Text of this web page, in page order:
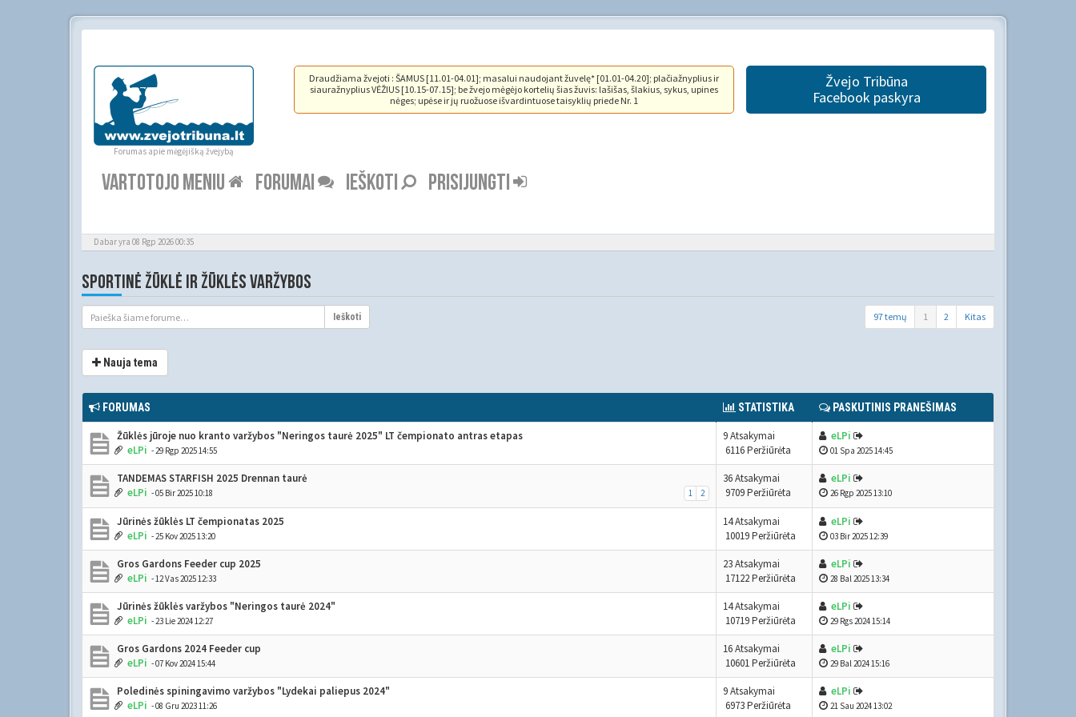
Forumas apie mėgėjišką žvejybą
Draudžiama žvejoti : ŠAMUS [11.01-04.01]; masalui naudojant žuvelę* [01.01-04.20]; plačiažnyplius ir
siauražnyplius VĖŽIUS [10.15-07.15]; be žvejo mėgėjo kortelių šias žuvis: lašišas, šlakius, sykus, upines
nėges; upėse ir jų ruožuose išvardintuose taisyklių priede Nr. 1
Žvejo Tribūna
Facebook paskyra
VARTOTOJO MENIU FORUMAI IEŠKOTI PRISIJUNGTI
Dabar yra 08 Rgp 2026 00:35
SPORTINĖ ŽŪKLĖ IR ŽŪKLĖS VARŽYBOS
Ieškoti 97 temų 1 2 Kitas
Nauja tema
FORUMAS STATISTIKA PASKUTINIS PRANEŠIMAS
Žūklės jūroje nuo kranto varžybos "Neringos taurė 2025" LT čempionato antras etapas
eLPi - 29 Rgp 2025 14:55
9 Atsakymai
6116 Peržiūrėta
eLPi
01 Spa 2025 14:45
TANDEMAS STARFISH 2025 Drennan taurė
1 2
eLPi - 05 Bir 2025 10:18
36 Atsakymai
9709 Peržiūrėta
eLPi
26 Rgp 2025 13:10
Jūrinės žūklės LT čempionatas 2025
eLPi - 25 Kov 2025 13:20
14 Atsakymai
10019 Peržiūrėta
eLPi
03 Bir 2025 12:39
Gros Gardons Feeder cup 2025
eLPi - 12 Vas 2025 12:33
23 Atsakymai
17122 Peržiūrėta
eLPi
28 Bal 2025 13:34
Jūrinės žūklės varžybos "Neringos taurė 2024"
eLPi - 23 Lie 2024 12:27
14 Atsakymai
10719 Peržiūrėta
eLPi
29 Rgs 2024 15:14
Gros Gardons 2024 Feeder cup
eLPi - 07 Kov 2024 15:44
16 Atsakymai
10601 Peržiūrėta
eLPi
29 Bal 2024 15:16
Poledinės spiningavimo varžybos "Lydekai paliepus 2024"
eLPi - 08 Gru 2023 11:26
9 Atsakymai
6973 Peržiūrėta
eLPi
21 Sau 2024 13:02